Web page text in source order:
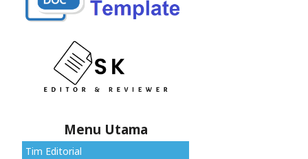
Menu Utama
Tim Editorial